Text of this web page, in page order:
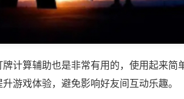
计算辅助也是非常有用的，使用起来简
游戏体验，避免影响好友间互动乐趣。